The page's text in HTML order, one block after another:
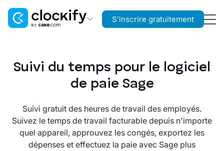
Gestion de projet
Pumble
Communication d’équipe
S’inscrire gratuitement
Suivi du temps pour le logiciel
de paie Sage
Suivi gratuit des heures de travail des employés.
Suivez le temps de travail facturable depuis n'importe
quel appareil, approuvez les congés, exportez les
dépenses et effectuez la paie avec Sage plus